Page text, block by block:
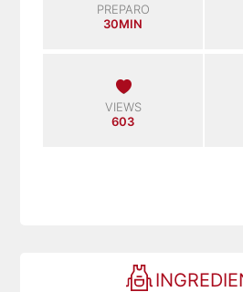
PREPARO
30MIN
VIEWS
603